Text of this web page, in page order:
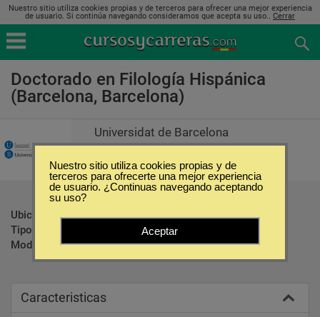
Nuestro sitio utiliza cookies propias y de terceros para ofrecer una mejor experiencia
de usuario. Si continúa navegando consideramos que acepta su uso.. Cerrar
Doctorado en Filología Hispánica
(Barcelona, Barcelona)
Universidat de Barcelona
Ubicación:
Barcelona - Barcelona
Tipo:
Doctorados
Modalidad:
Presencial
Caracteristicas
Nuestro sitio utiliza cookies propias y de
terceros para ofrecerte una mejor experiencia
de usuario. ¿Continuas navegando aceptando
su uso?
Aceptar